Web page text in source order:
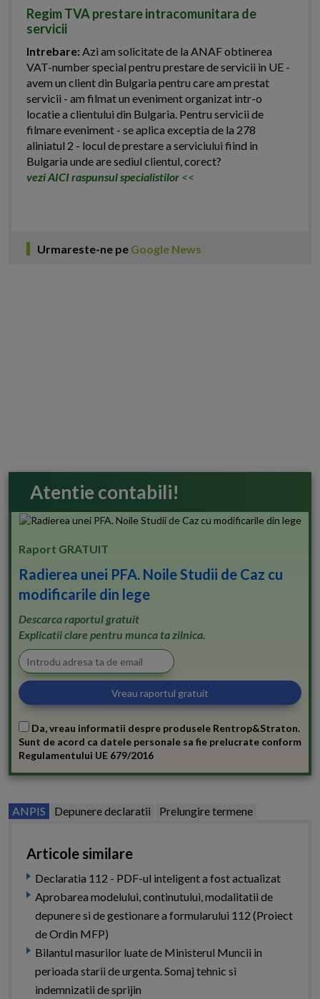
Regim TVA prestare intracomunitara de
servicii
Intrebare:Azi am solicitate de la ANAF obtinerea
VAT-number special pentru prestare de servicii in UE -
avem un client din Bulgaria pentru care am prestat
servicii - am filmat un eveniment organizat intr-o
locatie a clientului din Bulgaria. Pentru servicii de
filmare eveniment - se aplica exceptia de la 278
aliniatul 2 - locul de prestare a serviciului fiind in
Bulgaria unde are sediul clientul, corect?
vezi AICI raspunsul specialistilor <<
Urmareste-ne pe Google News
Atentie contabili!
Raport GRATUIT
Radierea unei PFA. Noile Studii de Caz cu
modificarile din lege
Descarca raportul gratuit
Explicatii clare pentru munca ta zilnica.
Da, vreau informatii despre produsele Rentrop&Straton.
Sunt de acord ca datele personale sa fie prelucrate conform
Regulamentului UE 679/2016
ANPIS Depunere declaratii Prelungire termene
Articole similare
Declaratia 112 - PDF-ul inteligent a fost actualizat
Aprobarea modelului, continutului, modalitatii de
depunere si de gestionare a formularului 112 (Proiect
de Ordin MFP)
Bilantul masurilor luate de Ministerul Muncii in
perioada starii de urgenta. Somaj tehnic si
indemnizatii de sprijin